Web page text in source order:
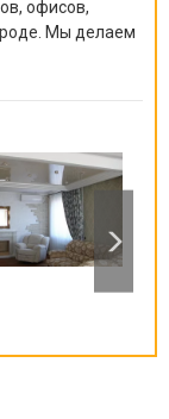
офисов,
Мы делаем